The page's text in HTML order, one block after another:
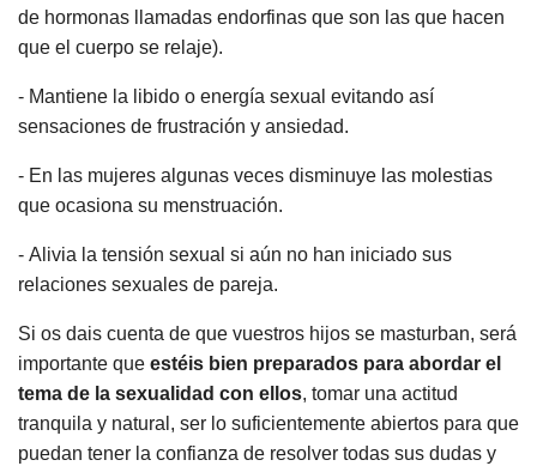
de hormonas llamadas endorfinas que son las que hacen
que el cuerpo se relaje).
- Mantiene la libido o energía sexual evitando así
sensaciones de frustración y ansiedad.
- En las mujeres algunas veces disminuye las molestias
que ocasiona su menstruación.
- Alivia la tensión sexual si aún no han iniciado sus
relaciones sexuales de pareja.
Si os dais cuenta de que vuestros hijos se masturban, será
importante que estéis bien preparados para abordar el
tema de la sexualidad con ellos, tomar una actitud
tranquila y natural, ser lo suficientemente abiertos para que
puedan tener la confianza de resolver todas sus dudas y